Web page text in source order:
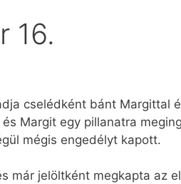
16.
cselédként bánt Margittal
Margit egy pillanatra
mégis engedélyt kapott.
már jelöltként megkapta az